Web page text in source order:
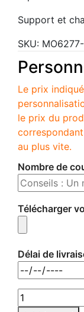
Support et
SKU:
Le prix
le prix du
au plus vite.
Nombre de
Télécharger
Délai de